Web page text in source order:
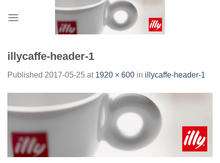
illycaffe-header-1
Published 2017-05-25 at 1920 × 600 in illycaffe-header-1